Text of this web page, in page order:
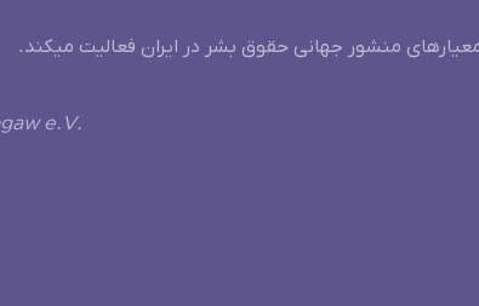
منشور جهانی حقوق بشر در ایران فعالیت میکند.
e.V.